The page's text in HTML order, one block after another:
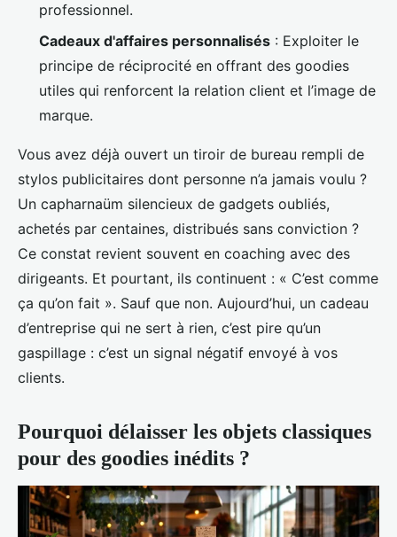
professionnel.
Cadeaux d'affaires personnalisés : Exploiter le
principe de réciprocité en offrant des goodies
utiles qui renforcent la relation client et l’image de
marque.
Vous avez déjà ouvert un tiroir de bureau rempli de
stylos publicitaires dont personne n’a jamais voulu ?
Un capharnaüm silencieux de gadgets oubliés,
achetés par centaines, distribués sans conviction ?
Ce constat revient souvent en coaching avec des
dirigeants. Et pourtant, ils continuent : « C’est comme
ça qu’on fait ». Sauf que non. Aujourd’hui, un cadeau
d’entreprise qui ne sert à rien, c’est pire qu’un
gaspillage : c’est un signal négatif envoyé à vos
clients.
Pourquoi délaisser les objets classiques
pour des goodies inédits ?